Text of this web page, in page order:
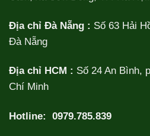
Địa chỉ Đà Nẵng : Số 63 Hải
Đà Nẵng
Địa chỉ HCM : Số 24 An Bình,
Chí Minh
Hotline: 0979.785.839